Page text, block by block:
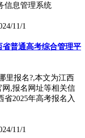
信息管理系统
11/1
普通高考综合管理平
里报名?,本文为江西
网,报名网址等相关信
省2025年高考报名入
11/1